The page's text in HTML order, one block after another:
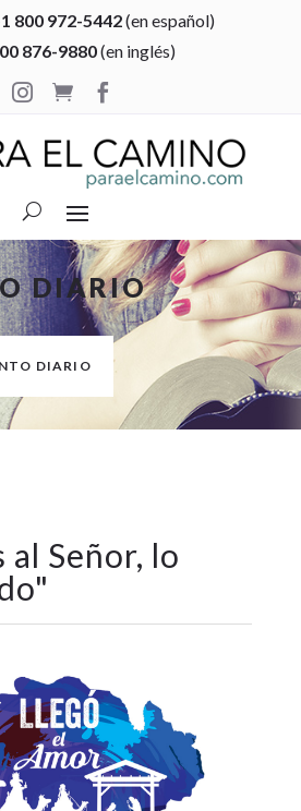
800 972-5442(en español)
876-9880(en inglés)

 
DIARIO
DIARIO
al Señor, lo
"